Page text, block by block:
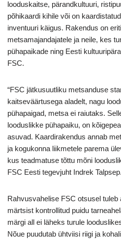
looduskaitse, pärandkultuuri,
põhikaardi kihile või on
inventuuri käigus. Rakendus on
metsamajandajatele ja neile, kes
pühapaikade ning Eesti
FSC.
“FSC jätkusuutliku metsanduse
kaitseväärtusega aladelt, nagu
pühapaigad, metsa ei raiutaks.
looduslikke pühapaiku, on
asuvad. Kaardirakendus annab
ja kogukonna liikmetele parema
kus teadmatuse tõttu mõni
FSC Eesti tegevjuht Indrek Talpsep.
Rahvusvahelise FSC otsusel
märtsist kontrollitud puidu
märgi all ei läheks turule
Nõue puudutab ühtviisi riigi ja